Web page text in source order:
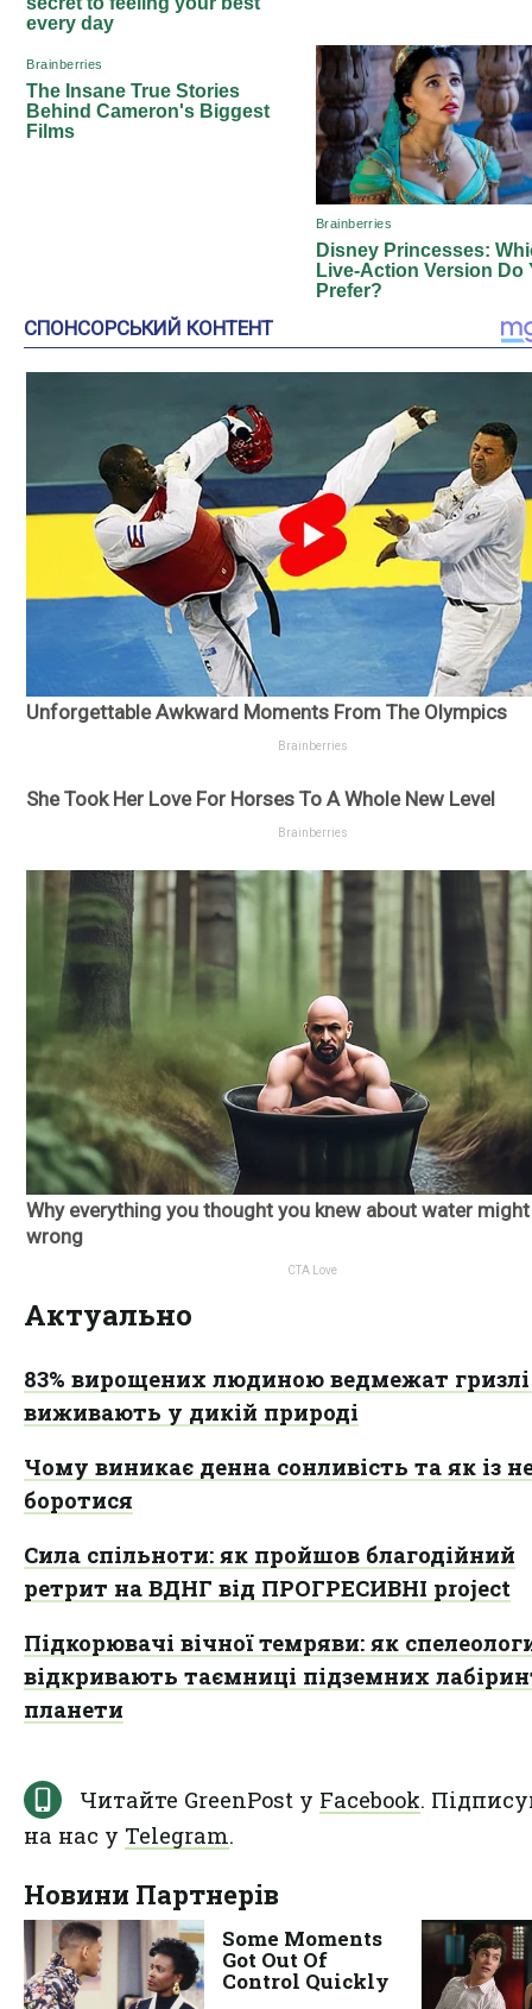
Актуально
83% вирощених людиною ведмежат
виживають у дикій природі
Чому виникає денна сонливість та як із
боротися
Сила спільноти: як пройшов благодійний
ретрит на ВДНГ від ПРОГРЕСИВНІ project
Підкорювачі вічної темряви: як
відкривають таємниці підземних
планети
Читайте GreenPost у Facebook.
на нас у Telegram.